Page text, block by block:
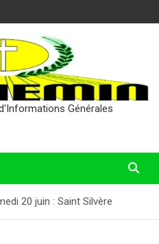
Générales
20 juin : Saint Silvère